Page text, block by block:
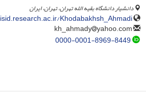
دانشیار دانشگاه بقیه الله تهران، تهران، ایران
isid.research.ac.ir/Khodabakhsh_Ahmadi
yahoo.com
0000-0001-8969-8449